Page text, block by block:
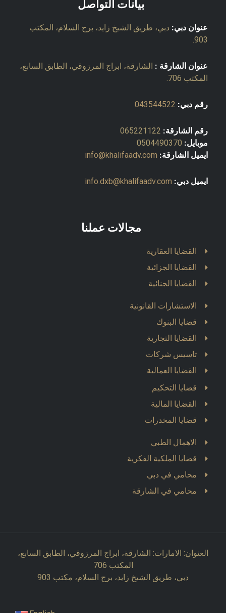
بيانات التواصل
عنوان دبي: دبي، طريق الشيخ زايد، برج السلام، المكتب
903.
عنوان الشارقة : الشارقة، ابراج المرزوقي، الطابق السابع،
المكتب 706.
رقم دبي: 043544522
رقم الشارقة: 065221122
موبايل: 0504490370
ايميل الشارقة: info@khalifaadv.com
ايميل دبي: info.dxb@khalifaadv.com
مجالات عملنا
القضايا العقارية
القضايا الجزائية
القضايا الجنائية
الاستشارات القانونية
قضايا البنوك
القضايا التجارية
تاسيس شركات
القضايا العمالية
قضايا التحكيم
القضايا المالية
قضايا المخدرات
الاهمال الطبي
قضايا الملكية الفكرية
محامي في دبي
محامي في الشارقة
العنوان: الامارات: الشارقة، ابراج المرزوقي، الطابق السابع،
المكتب 706
دبي، طريق الشيخ زايد، برج السلام، مكتب 903